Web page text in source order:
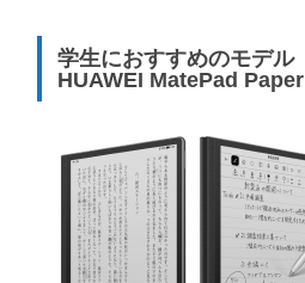
学生におすすめのモデル
HUAWEI MatePad Paper